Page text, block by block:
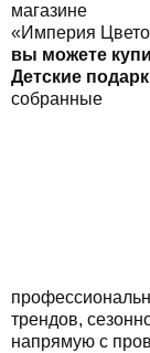
магазине
«Империя
вы можете
Детские
собранные
трендов,
напрямую с